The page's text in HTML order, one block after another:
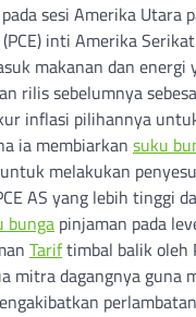
sesi Amerika
inti Amerika
makanan dan
rilis sebelumnya
inflasi pilihannya
ia membiarkan suku
melakukan
AS yang lebih tinggi
bunga pinjaman pada
Tariftimbal balik oleh
dagangnya guna